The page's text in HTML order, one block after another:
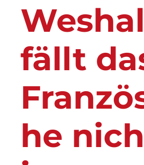
fällt
he nich